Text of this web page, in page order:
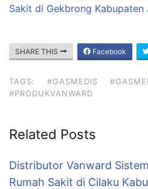
Sakit di Gekbrong Kabupaten
SHARE THIS Facebook
TAGS: #GASMEDIS
#PRODUKVANWARD
Related Posts
Distributor Vanward
Rumah Sakit di Cilaku